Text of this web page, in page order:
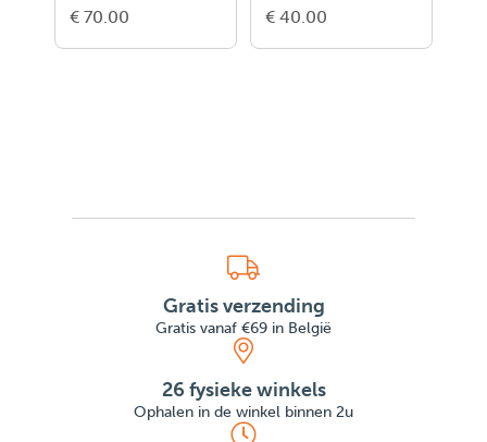
€ 70.00 € 40.00
Gratis verzending
Gratis vanaf €69 in België
26 fysieke winkels
Ophalen in de winkel binnen 2u